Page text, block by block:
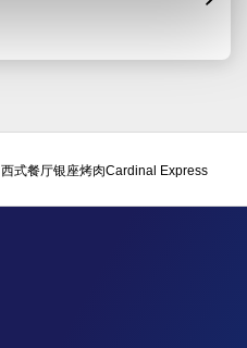
西式餐厅银座烤肉Cardinal Express